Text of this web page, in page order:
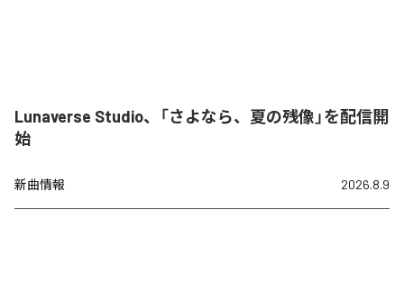
Lunaverse Studio、「さよなら、夏の残像」を配信開
始
新曲情報 2026.8.9